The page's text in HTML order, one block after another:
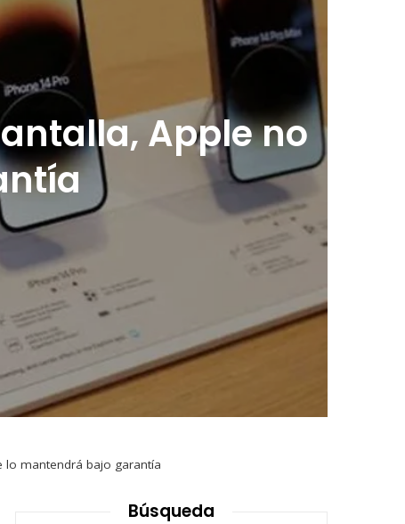
Apple no
lo mantendrá bajo garantía
Búsqueda